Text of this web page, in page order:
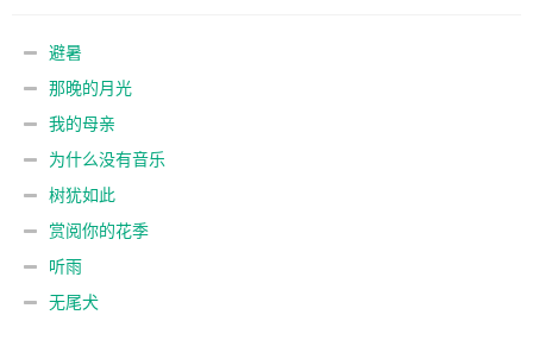
避暑
那晚的月光
我的母亲
为什么没有音乐
树犹如此
赏阅你的花季
听雨
无尾犬